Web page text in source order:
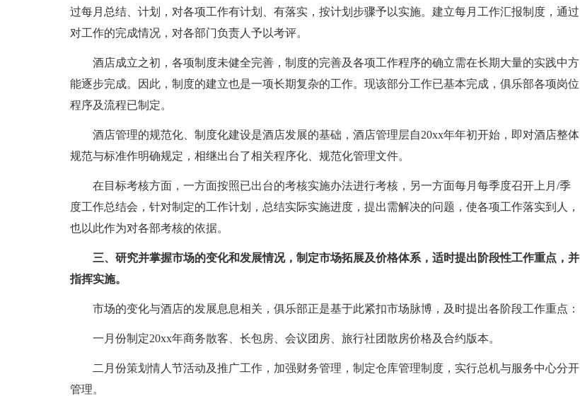
过每月总结、计划，对各项工作有计划、有落实，按计划步骤予以实施。建立每月工作汇报制度，通过
对工作的完成情况，对各部门负责人予以考评。
酒店成立之初，各项制度未健全完善，制度的完善及各项工作程序的确立需在长期大量的实践中方
能逐步完成。因此，制度的建立也是一项长期复杂的工作。现该部分工作已基本完成，俱乐部各项岗位
程序及流程已制定。
酒店管理的规范化、制度化建设是酒店发展的基础，酒店管理层自20xx年年初开始，即对酒店整体
规范与标准作明确规定，相继出台了相关程序化、规范化管理文件。
在目标考核方面，一方面按照已出台的考核实施办法进行考核，另一方面每月每季度召开上月/季
度工作总结会，针对制定的工作计划，总结实际实施进度，提出需解决的问题，使各项工作落实到人，
也以此作为对各部考核的依据。
三、研究并掌握市场的变化和发展情况，制定市场拓展及价格体系，适时提出阶段性工作重点，并
指挥实施。
市场的变化与酒店的发展息息相关，俱乐部正是基于此紧扣市场脉博，及时提出各阶段工作重点：
一月份制定20xx年商务散客、长包房、会议团房、旅行社团散房价格及合约版本。
二月份策划情人节活动及推广工作，加强财务管理，制定仓库管理制度，实行总机与服务中心分开
管理。